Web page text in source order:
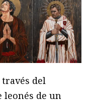
del
leonés de un